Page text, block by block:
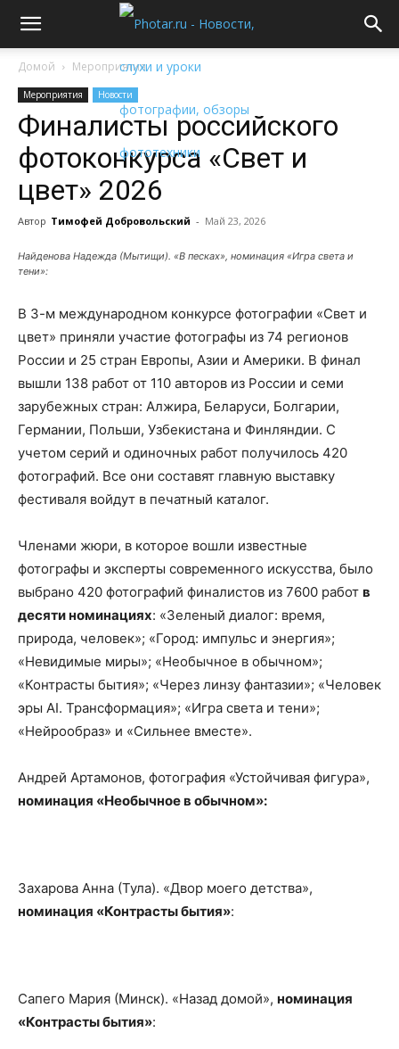
Домой Мероприятия
Мероприятия Новости
Финалисты российского
фотоконкурса «Свет и
цвет» 2026
Автор Тимофей Добровольский - Май 23, 2026
Найденова Надежда (Мытищи). «В песках», номинация «Игра света и
тени»:
В 3-м международном конкурсе фотографии «Свет и
цвет» приняли участие фотографы из 74 регионов
России и 25 стран Европы, Азии и Америки. В финал
вышли 138 работ от 110 авторов из России и семи
зарубежных стран: Алжира, Беларуси, Болгарии,
Германии, Польши, Узбекистана и Финляндии. С
учетом серий и одиночных работ получилось 420
фотографий. Все они составят главную выставку
фестиваля войдут в печатный каталог.
Членами жюри, в которое вошли известные
фотографы и эксперты современного искусства, было
выбрано 420 фотографий финалистов из 7600 работ в
десяти номинациях: «Зеленый диалог: время,
природа, человек»; «Город: импульс и энергия»;
«Невидимые миры»; «Необычное в обычном»;
«Контрасты бытия»; «Через линзу фантазии»; «Человек
эры AI. Трансформация»; «Игра света и тени»;
«Нейрообраз» и «Сильнее вместе».
Андрей Артамонов, фотография «Устойчивая фигура»,
номинация «Необычное в обычном»:
Захарова Анна (Тула). «Двор моего детства»,
номинация «Контрасты бытия»:
Сапего Мария (Минск). «Назад домой», номинация
«Контрасты бытия»: